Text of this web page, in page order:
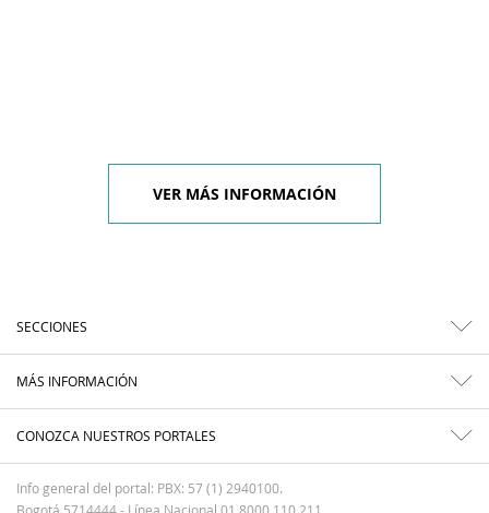
VER MÁS INFORMACIÓN
SECCIONES
MÁS INFORMACIÓN
CONOZCA NUESTROS PORTALES
Info general del portal: PBX: 57 (1) 2940100.